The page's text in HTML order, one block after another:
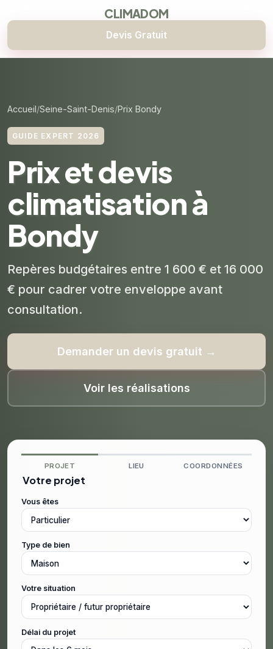
CLIMADOM
Devis Gratuit
Accueil Seine-Saint-Denis Prix Bondy
GUIDE EXPERT 2026
Prix et devis
climatisation à
Bondy
Repères budgétaires entre 1 600 € et 16 000
€ pour cadrer votre enveloppe avant
consultation.
Demander un devis gratuit →
Voir les réalisations
PROJET LIEU COORDONNÉES
Votre projet
Vous êtes
Type de bien
Votre situation
Délai du projet